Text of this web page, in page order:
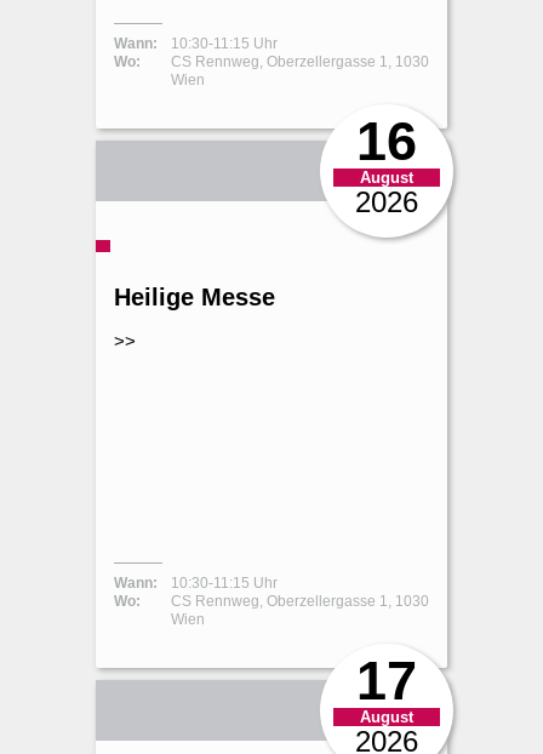
Wann:
10:30-11:15 Uhr
Wo:
CS Rennweg, Oberzellergasse 1, 1030
Wien
16
August
2026
Heilige Messe
>>
Wann:
10:30-11:15 Uhr
Wo:
CS Rennweg, Oberzellergasse 1, 1030
Wien
17
August
2026